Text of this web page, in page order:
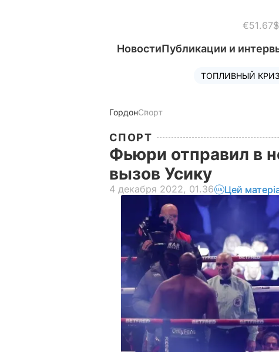
€51.67
НовостиПубликации и
ТОПЛИВНЫЙ
ГордонСпорт
СПОРТ
Фьюри отправил в
вызов Усику
4 декабря 2022, 01.36 Цей